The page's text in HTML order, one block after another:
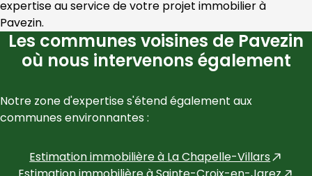
Pavezin.
Les communes voisines de Pavezin
où nous intervenons également
Notre zone d'expertise s'étend également aux
communes environnantes :
Estimation immobilière à La Chapelle-Villars